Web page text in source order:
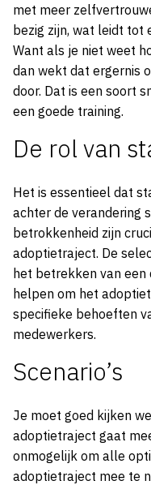
met meer
bezig zijn, wat leidt tot
Want als je niet weet
dan wekt dat ergernis
door. Dat is een soort
een goede training.
De rol van
Het is essentieel dat
achter de verandering
betrokkenheid zijn
adoptietraject. De
het betrekken van
helpen om het
specifieke behoeften
medewerkers.
Scenario’s
Je moet goed kijken
adoptietraject gaat
onmogelijk om alle
adoptietraject mee te